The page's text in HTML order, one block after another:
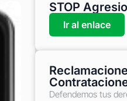
STOP
Ir al enlace
Defendemos tus